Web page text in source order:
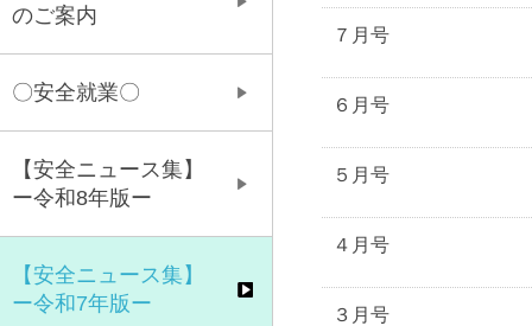
７月号
６月号
５月号
４月号
３月号
のご案内
〇安全就業〇
【安全ニュース集】
ー令和8年版ー
【安全ニュース集】
ー令和7年版ー